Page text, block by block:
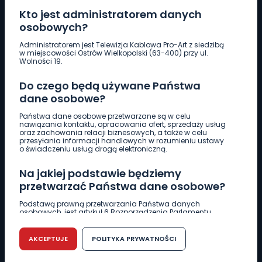
Kto jest administratorem danych
osobowych?
Administratorem jest Telewizja Kablowa Pro-Art z siedzibą
w miejscowości Ostrów Wielkopolski (63-400) przy ul.
Wolności 19.
Do czego będą używane Państwa
dane osobowe?
Państwa dane osobowe przetwarzane są w celu
nawiązania kontaktu, opracowania ofert, sprzedaży usług
oraz zachowania relacji biznesowych, a także w celu
przesyłania informacji handlowych w rozumieniu ustawy
o świadczeniu usług drogą elektroniczną.
Na jakiej podstawie będziemy
przetwarzać Państwa dane osobowe?
Podstawą prawną przetwarzania Państwa danych
osobowych, jest artykuł 6 Rozporządzenia Parlamentu
r. w sprawie ochrony osób fizycznych w związku z
przetwarzaniem danych osobowych w sprawie
swobodnego przepływu takich danych oraz uchylenia
dyrektywy 95/46/WE (RODO).
AKCEPTUJE POLITYKA PRYWATNOŚCI
Pobierz logotyp
661 997 997
REDAKCJA
62 735 22 22redakcja@wlkp24.info
DZIAŁ REKLAMY
62 735 01 85 reklama@wlkp24.info
WIADOMOŚCI
CIEKAWOSTKI